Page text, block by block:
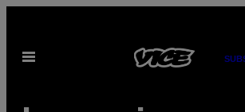
contenido
Abrir